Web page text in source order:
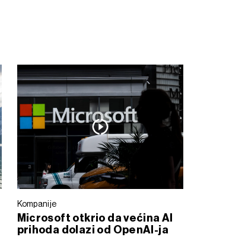
Kompanije
Microsoft otkrio da većina AI
prihoda dolazi od OpenAI-ja